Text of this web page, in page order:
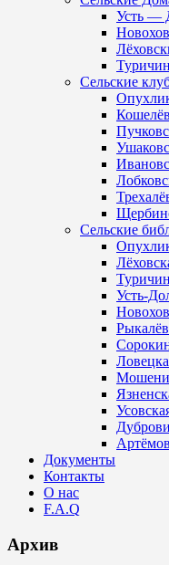
Усть —
Сельские
Сельские
Усть-
Документы
Контакты
О нас
F.A.Q
Архив